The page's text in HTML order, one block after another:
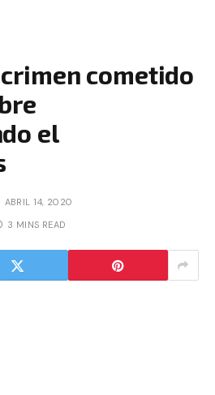
cometido
el
ABRIL 14, 2020
3 MINS READ